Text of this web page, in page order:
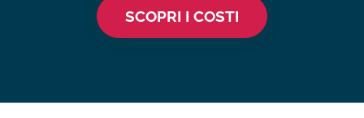
SCOPRI I COSTI